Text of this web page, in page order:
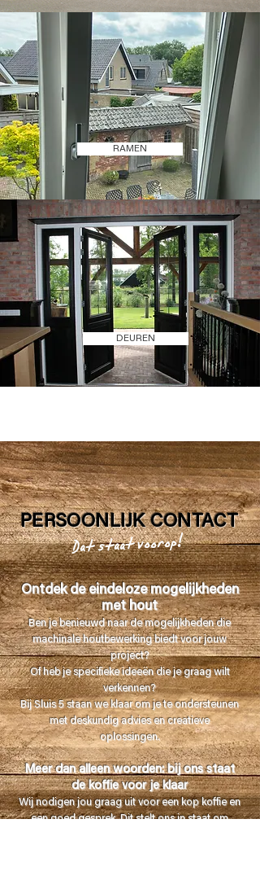
RAMEN
DEUREN
PERSOONLIJK CONTACT
Dat staat voorop!
Ontdek de eindeloze mogelijkheden
met hout
Ben je benieuwd naar de mogelijkheden die
machinale houtbewerking biedt voor jouw
project?
Of heb je specifieke ideeën die je graag wilt
verkennen?
Bij Sluis 5 staan we klaar om je te ondersteunen
met deskundig advies en creatieve
oplossingen.
Meer dan alleen woorden: bij ons staat
de koffie voor je klaar
Wij nodigen jou graag uit voor een kop koffie en
een goed gesprek. Dit stelt ons in staat om